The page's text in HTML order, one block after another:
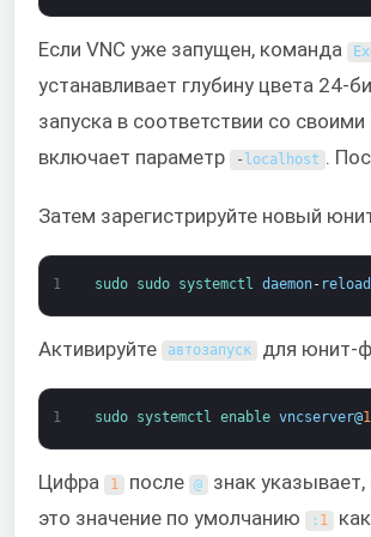
Если VNC уже запущен, команда
устанавливает глубину цвета
запуска в соответствии со
включает параметр
- localhost .
Затем зарегистрируйте новый
1 sudo sudo systemctl daemon- reload
Активируйте автозапуск для юнит-
1 sudo systemctl enable vncserver@
Цифра 1 после @
знак
это значение по умолчанию
: 1